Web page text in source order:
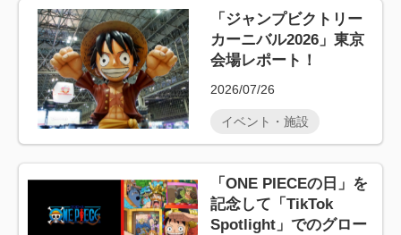
「ジャンプビクトリー
カーニバル2026」東京
会場レポート！
2026/07/26
イベント・施設
「ONE PIECEの日」を
記念して「TikTok
Spotlight」でのグロー